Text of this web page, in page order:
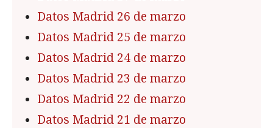
Datos Madrid 26 de marzo
Datos Madrid 25 de marzo
Datos Madrid 24 de marzo
Datos Madrid 23 de marzo
Datos Madrid 22 de marzo
Datos Madrid 21 de marzo